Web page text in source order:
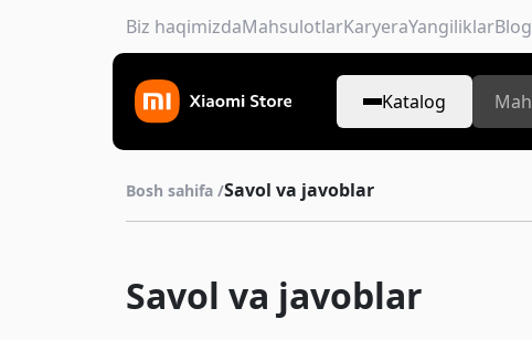
Biz haqimizdaMahsulotlarKaryeraYangiliklarBlog
Katalog
Bosh sahifa /Savol va javoblar
Savol va javoblar